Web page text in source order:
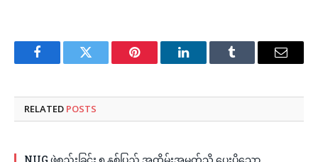
FacebookTwitter Pinterest LinkedInTumblr Email
RELATED POSTS